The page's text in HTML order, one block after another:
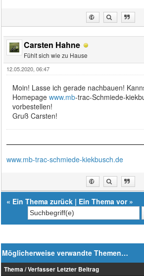
Carsten Hahne
Fühlt sich wie zu Hause
12.05.2020, 06:47
Moin! Lasse ich gerade nachbauen!
Homepagewww.mb-trac-Schmiede-
vorbestellen!
Gruß Carsten!
www.mb-trac-schmiede-kiekbusch.de
« Ein Thema zurück | Ein Thema vor»
Möglicherweise verwandte Themen…
Thema / Verfasser Letzter Beitrag